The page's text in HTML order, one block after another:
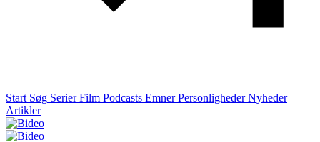
Start Søg Serier Film Podcasts Emner Personligheder Nyheder
Artikler